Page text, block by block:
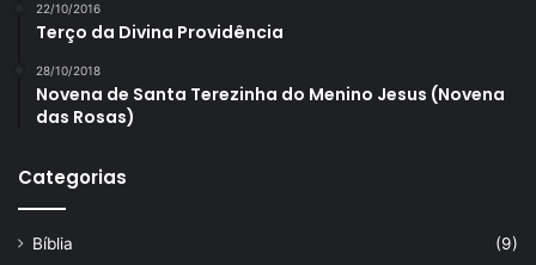
22/10/2016
Terço da Divina Providência
28/10/2018
Novena de Santa Terezinha do Menino Jesus (Novena
das Rosas)
Categorias
Bíblia
(9)